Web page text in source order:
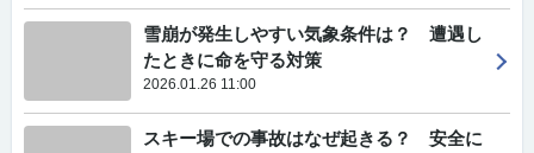
雪崩が発生しやすい気象条件は？ 遭遇し
たときに命を守る対策
2026.01.26 11:00
スキー場での事故はなぜ起きる？ 安全に